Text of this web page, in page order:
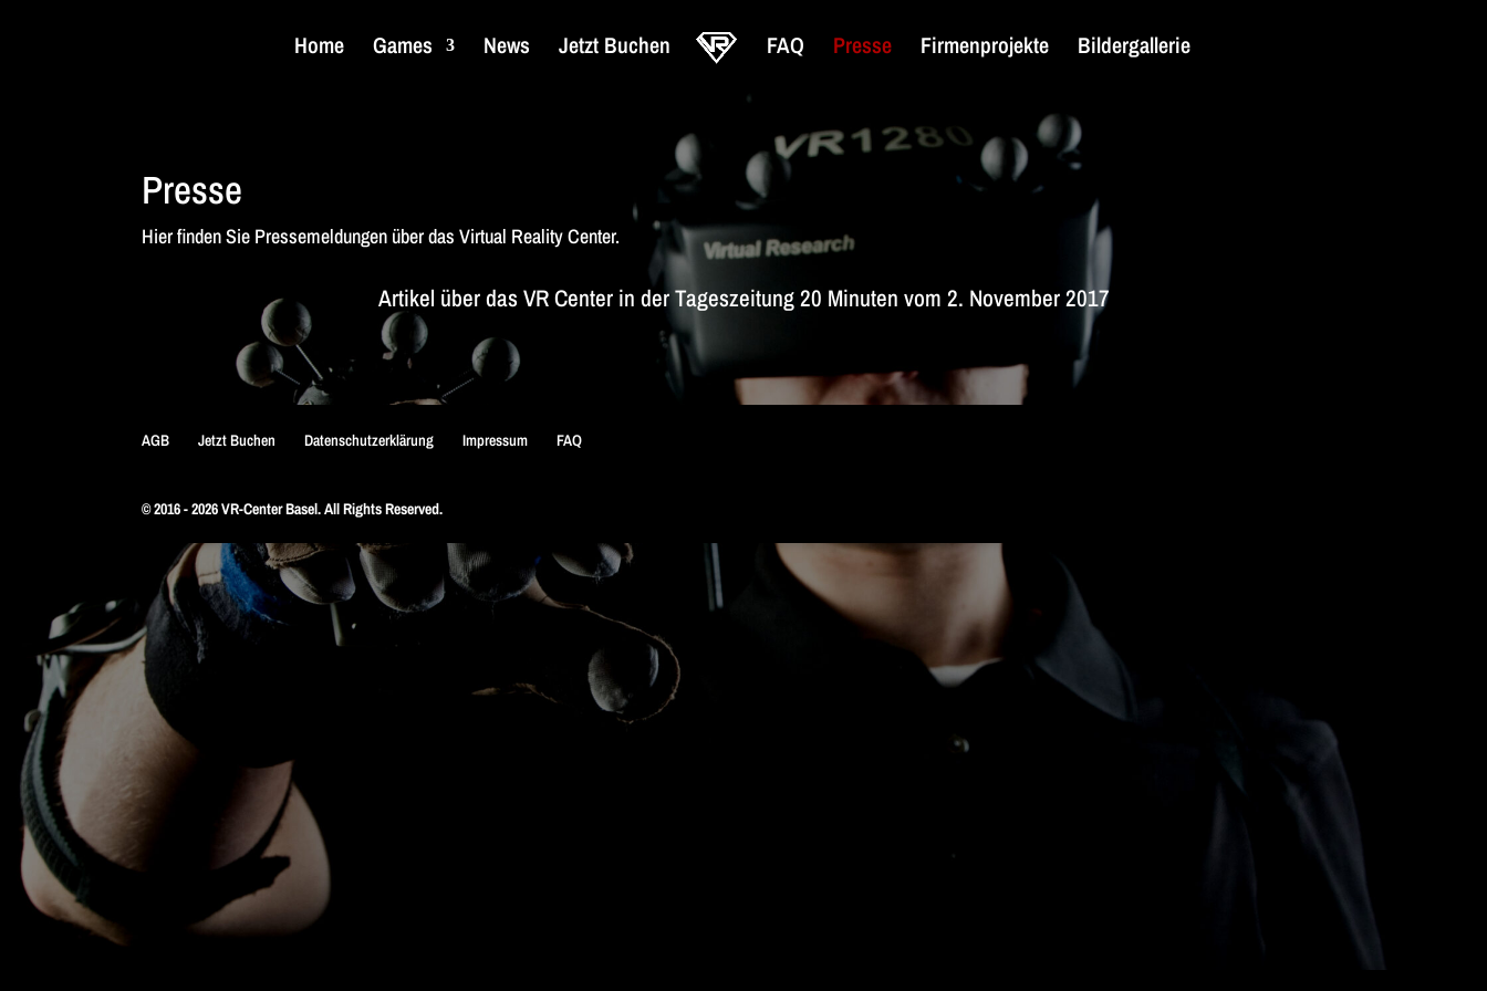
Home Games News Jetzt Buchen FAQ Presse Firmenprojekte Bildergallerie
Presse
Hier finden Sie Pressemeldungen über das Virtual Reality Center.
Artikel über das VR Center in der Tageszeitung 20 Minuten vom 2. November 2017
AGB Jetzt Buchen Datenschutzerklärung Impressum FAQ
© 2016 - 2026 VR-Center Basel. All Rights Reserved.